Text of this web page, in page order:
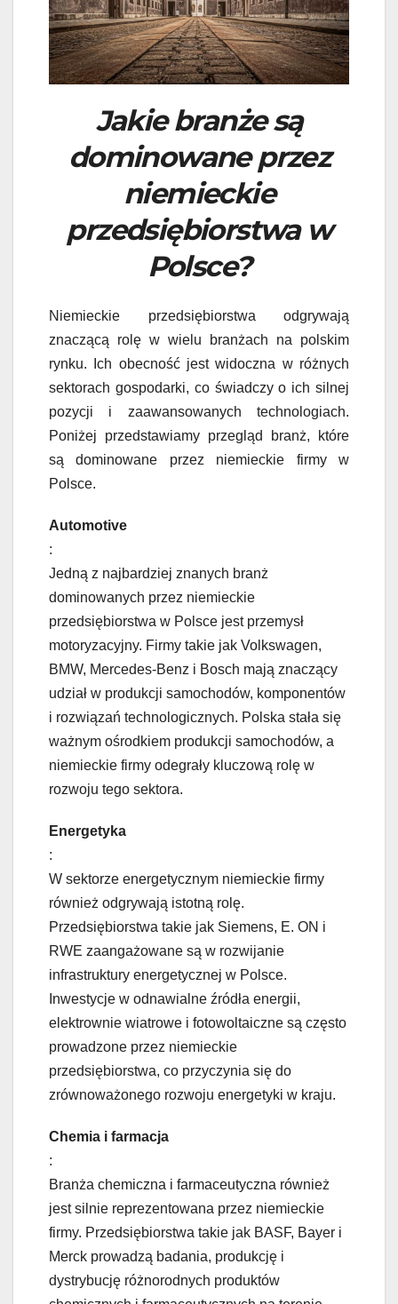
Jakie branże są
dominowane przez
niemieckie
przedsiębiorstwa w
Polsce?
Niemieckie przedsiębiorstwa odgrywają
znaczącą rolę w wielu branżach na polskim
rynku. Ich obecność jest widoczna w różnych
sektorach gospodarki, co świadczy o ich silnej
pozycji i zaawansowanych technologiach.
Poniżej przedstawiamy przegląd branż, które
są dominowane przez niemieckie firmy w
Polsce.
Automotive
:
Jedną z najbardziej znanych branż
dominowanych przez niemieckie
przedsiębiorstwa w Polsce jest przemysł
motoryzacyjny. Firmy takie jak Volkswagen,
BMW, Mercedes-Benz i Bosch mają znaczący
udział w produkcji samochodów, komponentów
i rozwiązań technologicznych. Polska stała się
ważnym ośrodkiem produkcji samochodów, a
niemieckie firmy odegrały kluczową rolę w
rozwoju tego sektora.
Energetyka
:
W sektorze energetycznym niemieckie firmy
również odgrywają istotną rolę.
Przedsiębiorstwa takie jak Siemens, E. ON i
RWE zaangażowane są w rozwijanie
infrastruktury energetycznej w Polsce.
Inwestycje w odnawialne źródła energii,
elektrownie wiatrowe i fotowoltaiczne są często
prowadzone przez niemieckie
przedsiębiorstwa, co przyczynia się do
zrównoważonego rozwoju energetyki w kraju.
Chemia i farmacja
:
Branża chemiczna i farmaceutyczna również
jest silnie reprezentowana przez niemieckie
firmy. Przedsiębiorstwa takie jak BASF, Bayer i
Merck prowadzą badania, produkcję i
dystrybucję różnorodnych produktów